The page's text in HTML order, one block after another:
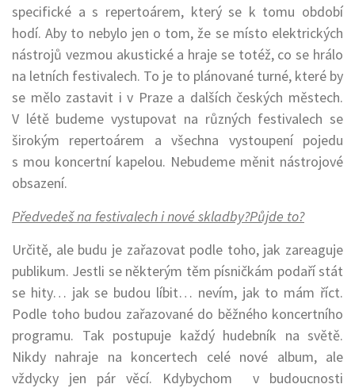
specifické a s repertoárem, který se k tomu období
hodí. Aby to nebylo jen o tom, že se místo elektrických
nástrojů vezmou akustické a hraje se totéž, co se hrálo
na letních festivalech. To je to plánované turné, které by
se mělo zastavit i v Praze a dalších českých městech.
V létě budeme vystupovat na různých festivalech se
širokým repertoárem a všechna vystoupení pojedu
s mou koncertní kapelou. Nebudeme měnit nástrojové
obsazení.
Předvedeš na festivalech i nové skladby?Půjde to?
Určitě, ale budu je zařazovat podle toho, jak zareaguje
publikum. Jestli se některým těm písničkám podaří stát
se hity… jak se budou líbit… nevím, jak to mám říct.
Podle toho budou zařazované do běžného koncertního
programu. Tak postupuje každý hudebník na světě.
Nikdy nahraje na koncertech celé nové album, ale
vždycky jen pár věcí. Kdybychom v budoucnosti